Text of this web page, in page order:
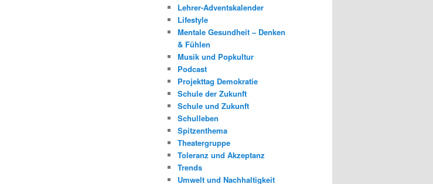
Lehrer-Adventskalender
Lifestyle
Mentale Gesundheit – Denken
& Fühlen
Musik und Popkultur
Podcast
Projekttag Demokratie
Schule der Zukunft
Schule und Zukunft
Schulleben
Spitzenthema
Theatergruppe
Toleranz und Akzeptanz
Trends
Umwelt und Nachhaltigkeit